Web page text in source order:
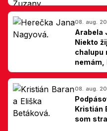
hovorí
08. aug.
Arabela
Niekto
chalupu
nemám,
08. aug.
Kristián
som